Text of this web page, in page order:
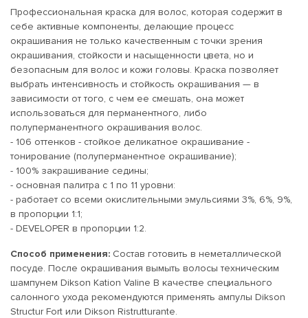
Профессиональная краска для волос, которая содержит в
себе активные компоненты, делающие процесс
окрашивания не только качественным с точки зрения
окрашивания, стойкости и насыщенности цвета, но и
безопасным для волос и кожи головы. Краска позволяет
выбрать интенсивность и стойкость окрашивания — в
зависимости от того, с чем ее смешать, она может
использоваться для перманентного, либо
полуперманентного окрашивания волос.
- 106 оттенков - стойкое деликатное окрашивание -
тонирование (полуперманентное окрашивание);
- 100% закрашивание седины;
- основная палитра с 1 по 11 уровни:
- работает со всеми окислительными эмульсиями 3%, 6%, 9%,
в пропорции 1:1;
- DEVELOPER в пропорции 1:2.
Способ применения: Состав готовить в неметаллической
посуде. После окрашивания вымыть волосы техническим
шампунем Dikson Kation Valine В качестве специального
салонного ухода рекомендуются применять ампулы Dikson
Structur Fort или Dikson Ristrutturante.